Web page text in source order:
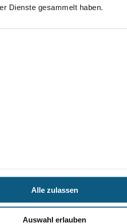
Dienste gesammelt haben.
Alle zulassen
Auswahl erlauben